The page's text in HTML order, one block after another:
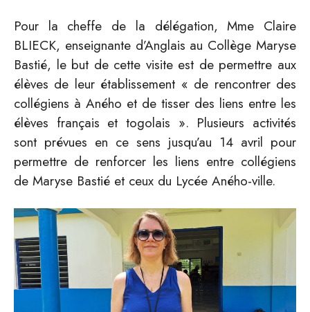
Pour la cheffe de la délégation, Mme Claire
BLIECK, enseignante d’Anglais au Collège Maryse
Bastié, le but de cette visite est de permettre aux
élèves de leur établissement « de rencontrer des
collégiens à Aného et de tisser des liens entre les
élèves français et togolais ». Plusieurs activités
sont prévues en ce sens jusqu’au 14 avril pour
permettre de renforcer les liens entre collégiens
de Maryse Bastié et ceux du Lycée Aného-ville.